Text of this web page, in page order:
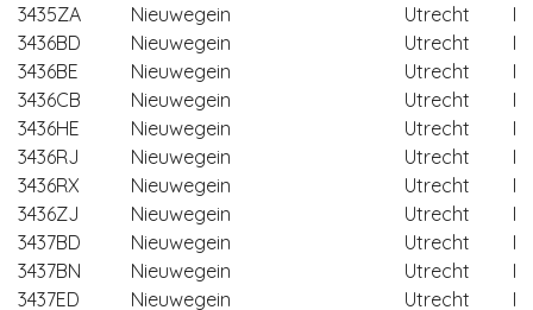
3435ZA
Nieuwegein Utrecht
3436BD
Nieuwegein Utrecht
3436BE
Nieuwegein Utrecht
3436CB
Nieuwegein Utrecht
3436HE
Nieuwegein Utrecht
3436RJ
Nieuwegein Utrecht
3436RX
Nieuwegein Utrecht
3436ZJ
Nieuwegein Utrecht
3437BD
Nieuwegein Utrecht
3437BN
Nieuwegein Utrecht
3437ED
Nieuwegein Utrecht